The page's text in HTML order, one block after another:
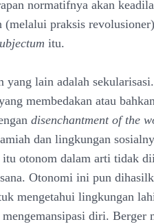
normatifnya akan
praksis
itu.
yang lain adalah
membedakan atau
disenchantment of the
dan lingkungan
otonom dalam arti tidak
Otonomi ini pun
mengetahui lingkungan
diri. Berger